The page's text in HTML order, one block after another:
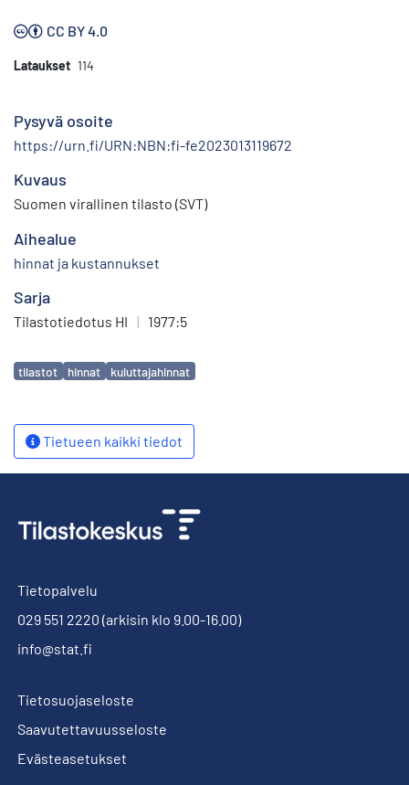
CC BY 4.0
Lataukset 114
Pysyvä osoite
https://urn.fi/URN:NBN:fi-fe2023013119672
Kuvaus
Suomen virallinen tilasto (SVT)
Aihealue
hinnat ja kustannukset
Sarja
Tilastotiedotus HI | 1977:5
Avainsanat
tilastot hinnat kuluttajahinnat
Tietueen kaikki tiedot
Tietopalvelu
029 551 2220 (arkisin klo 9.00-16.00)
info@stat.fi
Tietosuojaseloste
Saavutettavuusseloste
Evästeasetukset